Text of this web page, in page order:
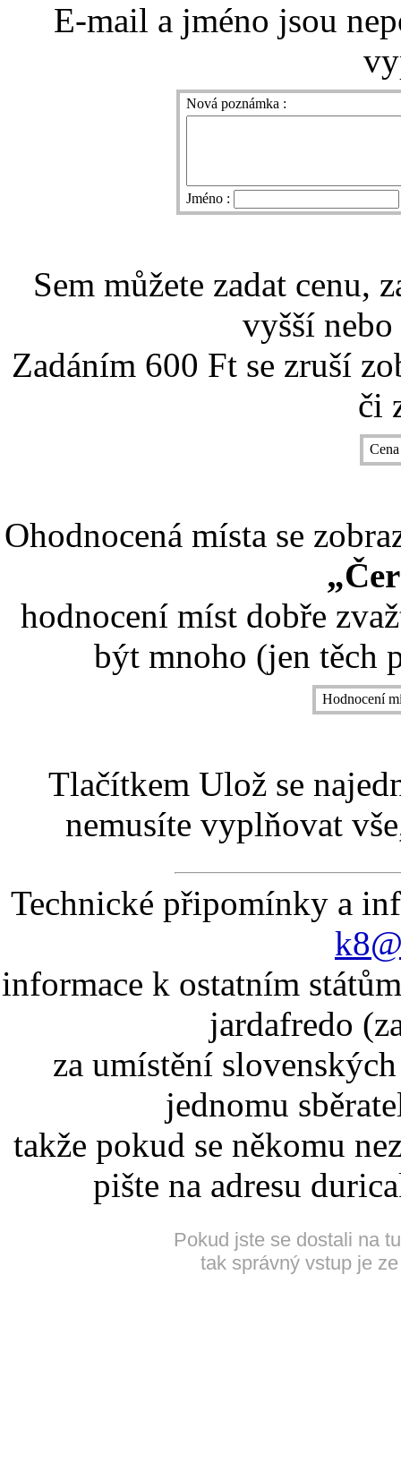
E-mail a jméno jsou
Nová poznámka :
Jméno :
Sem můžete zadat cenu,
vyšší
Zadáním 600 Ft se zruší
či
Ohodnocená místa se
hodnocení míst dobře
být mnoho (jen těch
Hodnocení
Tlačítkem Ulož se
nemusíte vyplňovat
Technické připomínky a
informace k ostatním
jardafredo
za umístění
jednomu
takže pokud se někomu
pište na adresu
Pokud jste se dostali na
tak správný vstup je